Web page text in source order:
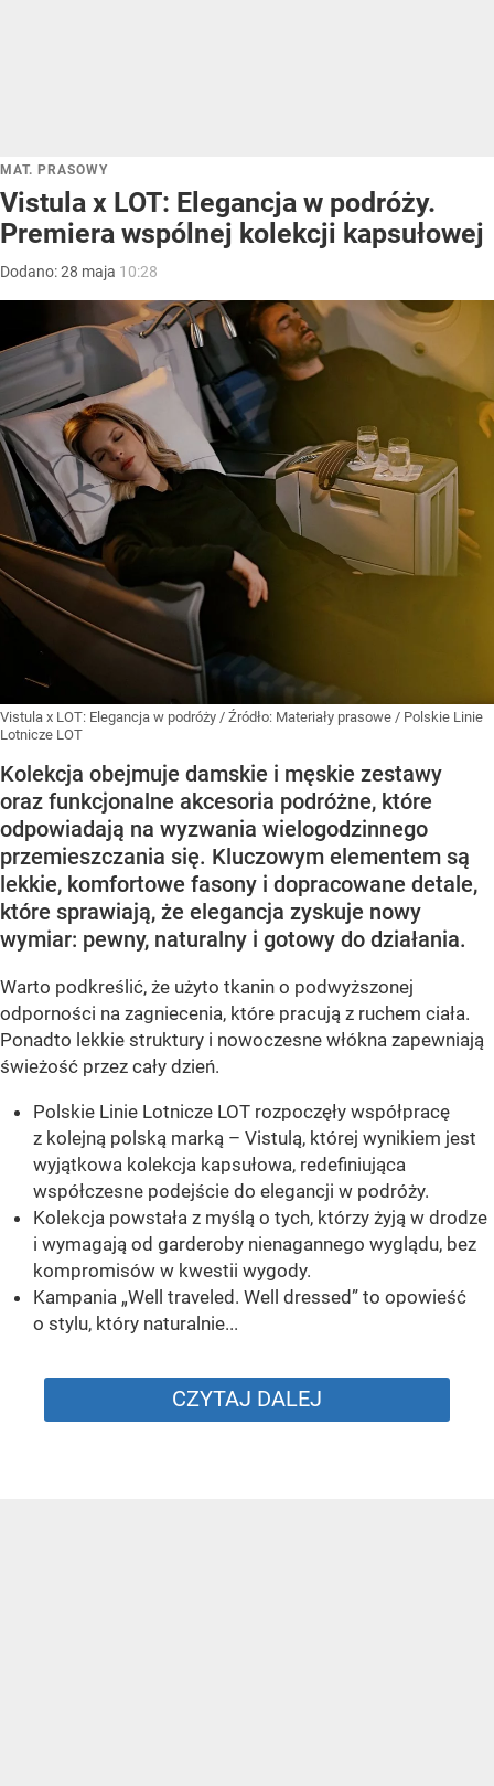
MAT. PRASOWY
Vistula x LOT: Elegancja w podróży.
Premiera wspólnej kolekcji kapsułowej
Dodano:28 maja 10:28
Vistula x LOT: Elegancja w podróży / Źródło: Materiały prasowe / Polskie Linie
Lotnicze LOT
Kolekcja obejmuje damskie i męskie zestawy
oraz funkcjonalne akcesoria podróżne, które
odpowiadają na wyzwania wielogodzinnego
przemieszczania się. Kluczowym elementem są
lekkie, komfortowe fasony i dopracowane detale,
które sprawiają, że elegancja zyskuje nowy
wymiar: pewny, naturalny i gotowy do działania.
Warto podkreślić, że użyto tkanin o podwyższonej
odporności na zagniecenia, które pracują z ruchem ciała.
Ponadto lekkie struktury i nowoczesne włókna zapewniają
świeżość przez cały dzień.
Polskie Linie Lotnicze LOT rozpoczęły współpracę
z kolejną polską marką – Vistulą, której wynikiem jest
wyjątkowa kolekcja kapsułowa, redefiniująca
współczesne podejście do elegancji w podróży.
Kolekcja powstała z myślą o tych, którzy żyją w drodze
i wymagają od garderoby nienagannego wyglądu, bez
kompromisów w kwestii wygody.
Kampania „Well traveled. Well dressed” to opowieść
o stylu, który naturalnie...
CZYTAJ DALEJ